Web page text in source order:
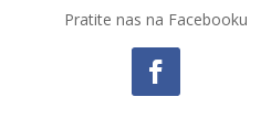
Pratite nas na Facebooku